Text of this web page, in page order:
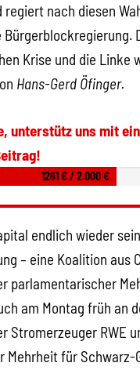
regiert nach diesen
Krise und die Linke
Hans-Gerd Öfinger.
unterstütz uns mit
1261 € / 2.000 €
endlich wieder
– eine Koalition aus
parlamentarischer
am Montag früh an
Stromerzeuger RWE
Mehrheit für Schwarz-